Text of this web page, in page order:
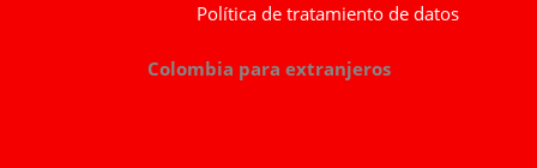
Política de tratamiento de datos
Colombia para extranjeros